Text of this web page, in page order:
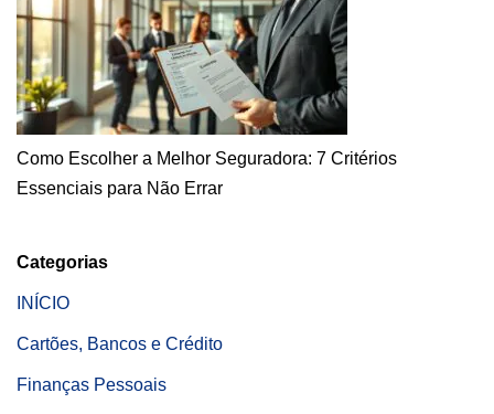
Como Escolher a Melhor Seguradora: 7 Critérios
Essenciais para Não Errar
Categorias
INÍCIO
Cartões, Bancos e Crédito
Finanças Pessoais